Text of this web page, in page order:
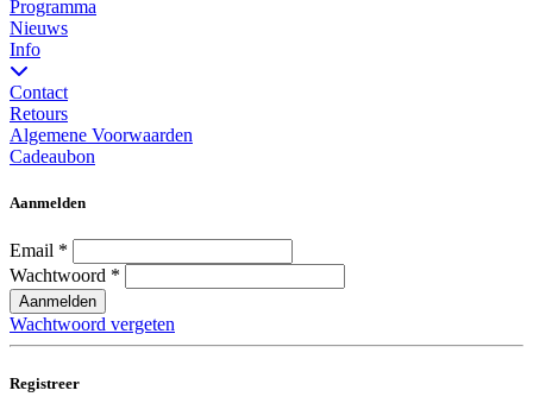
Programma
Nieuws
Info
Contact
Retours
Algemene Voorwaarden
Cadeaubon
Aanmelden
Email *
Wachtwoord *
Aanmelden
Wachtwoord vergeten
Registreer